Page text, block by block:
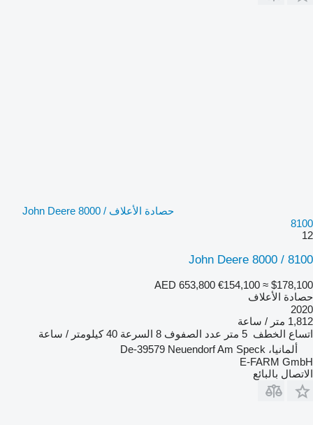
حصادة الأعلاف John Deere 8000 /
8100
12
John Deere 8000 / 8100
AED 653,800 €154,100 ≈ $178,100
حصادة الأعلاف
2020
1,812 متر / ساعة
اتساع الخطف 5 متر عدد الصفوف 8 السرعة 40 كيلومتر / ساعة
ألمانيا، De-39579 Neuendorf Am Speck
E-FARM GmbH
الاتصال بالبائع